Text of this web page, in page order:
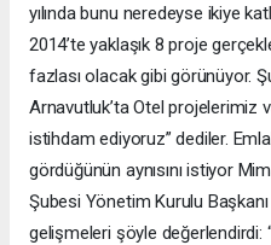
yılında bunu neredeyse ikiye
2014’te yaklaşık 8 proje
fazlası olacak gibi görünüyor.
Arnavutluk’ta Otel projelerimiz
istihdam ediyoruz” dediler.
gördüğünün aynısını istiyor
Şubesi Yönetim Kurulu
gelişmeleri şöyle değerlendirdi: